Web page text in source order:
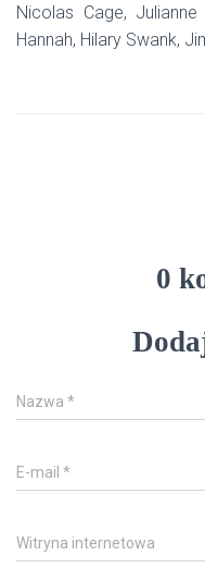
Nicolas Cage,
Hannah, Hilary Swank,
0
Nazwa *
E-mail *
Witryna internetowa